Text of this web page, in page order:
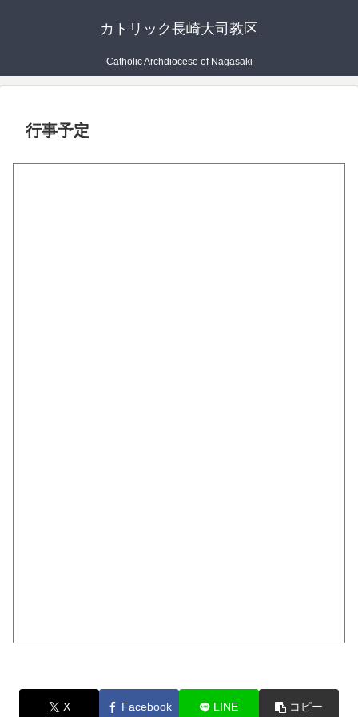
カトリック長崎大司教区
Catholic Archdiocese of Nagasaki
行事予定
X Facebook LINE コピー